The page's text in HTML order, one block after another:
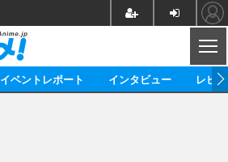
イベントレポート インタビュー レビ